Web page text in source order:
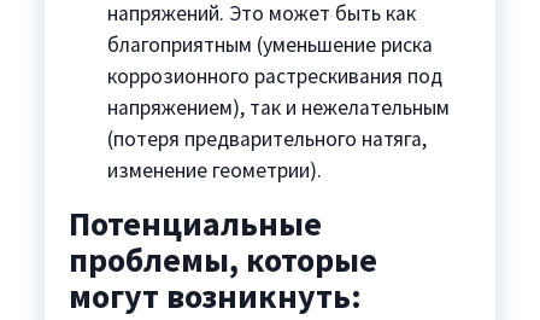
напряжений. Это может быть как
благоприятным (уменьшение риска
коррозионного растрескивания под
напряжением), так и нежелательным
(потеря предварительного натяга,
изменение геометрии).
Потенциальные
проблемы, которые
могут возникнуть: